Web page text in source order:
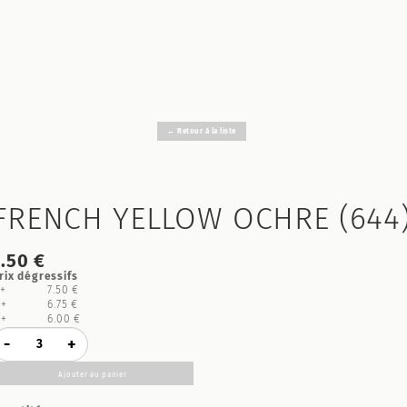
← Retour à la liste
YELLOW OCHRE
€
dégressifs
7.50 €
6.75 €
6.00 €
- +
Ajouter au panier